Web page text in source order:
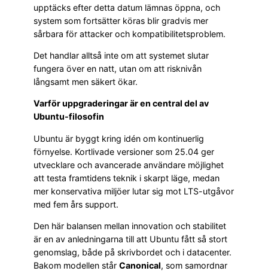
upptäcks efter detta datum lämnas öppna, och
system som fortsätter köras blir gradvis mer
sårbara för attacker och kompatibilitetsproblem.
Det handlar alltså inte om att systemet slutar
fungera över en natt, utan om att risknivån
långsamt men säkert ökar.
Varför uppgraderingar är en central del av
Ubuntu-filosofin
Ubuntu är byggt kring idén om kontinuerlig
förnyelse. Kortlivade versioner som 25.04 ger
utvecklare och avancerade användare möjlighet
att testa framtidens teknik i skarpt läge, medan
mer konservativa miljöer lutar sig mot LTS-utgåvor
med fem års support.
Den här balansen mellan innovation och stabilitet
är en av anledningarna till att Ubuntu fått så stort
genomslag, både på skrivbordet och i datacenter.
Bakom modellen står Canonical, som samordnar